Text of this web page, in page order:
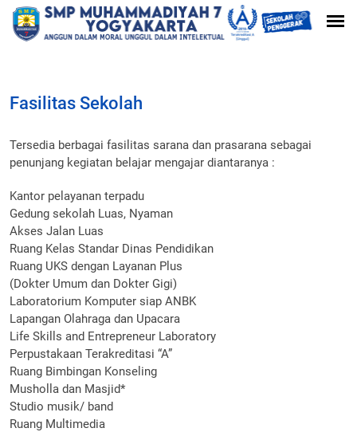
Fasilitas Sekolah
Tersedia berbagai fasilitas sarana dan prasarana sebagai
penunjang kegiatan belajar mengajar diantaranya :
Kantor pelayanan terpadu
Gedung sekolah Luas, Nyaman
Akses Jalan Luas
Ruang Kelas Standar Dinas Pendidikan
Ruang UKS dengan Layanan Plus
(Dokter Umum dan Dokter Gigi)
Laboratorium Komputer siap ANBK
Lapangan Olahraga dan Upacara
Life Skills and Entrepreneur Laboratory
Perpustakaan Terakreditasi “A”
Ruang Bimbingan Konseling
Musholla dan Masjid*
Studio musik/ band
Ruang Multimedia